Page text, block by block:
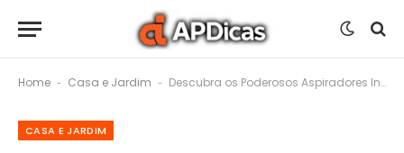
Home - Casa e Jardim - Descubra os Poderosos Aspiradores Industriais Para Sólidos e Líquidos!
CASA E JARDIM